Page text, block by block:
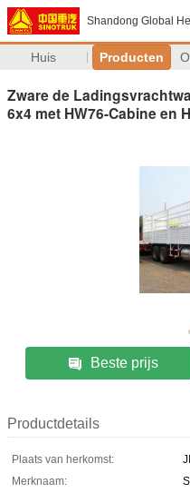
Shandong Global
Huis Producten
Zware de
6x4 met HW76-Cabine en
Beste prijs
Productdetails
Plaats van herkomst:
Merknaam: